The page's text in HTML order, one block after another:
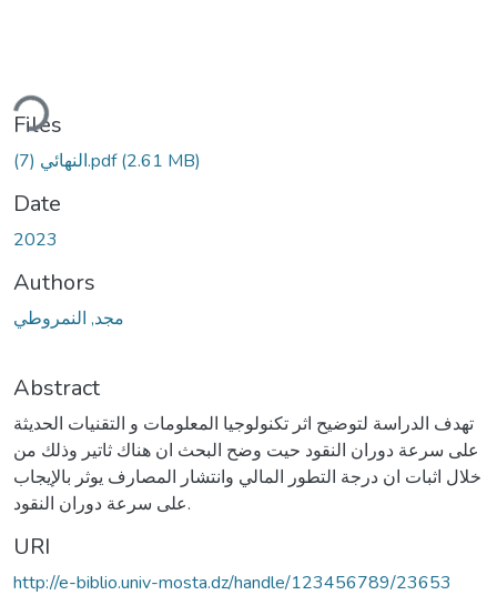
Files
النهائي (7).pdf(2.61 MB)
Date
2023
Authors
مجد, النمروطي
Abstract
تهدف الدراسة لتوضيح اثر تكنولوجيا المعلومات و التقنيات الحديثة
على سرعة دوران النقود حيت وضح البحث ان هناك ثاتير وذلك من
خلال اثبات ان درجة التطور المالي وانتشار المصارف يوثر بالإيجاب
على سرعة دوران النقود.
URI
http://e-biblio.univ-mosta.dz/handle/123456789/23653